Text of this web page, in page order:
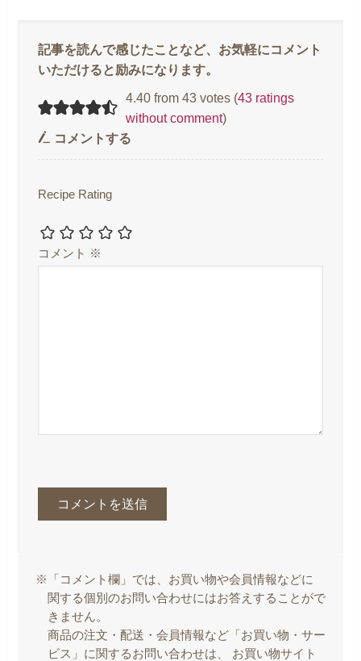
※「コメント欄」では、お買い物や会員情報などに
関する個別のお問い合わせにはお答えすることがで
きません。
商品の注文・配送・会員情報など「お買い物・サー
ビス」に関するお問い合わせは、 お買い物サイト
4.40 from 43 votes (43 ratings
without comment)
コメントする
Recipe Rating
コメント ※